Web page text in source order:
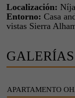
Localización:
Entorno: Casa
vistas Sierra
APARTAMENTO